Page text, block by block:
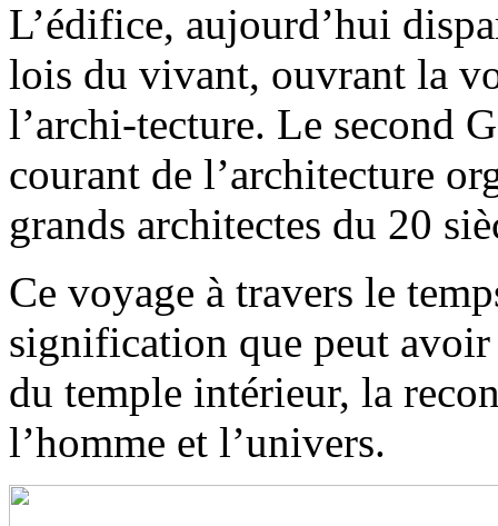
L’édifice, aujourd’hui
lois du vivant, ouvrant la
l’archi-tecture. Le second
courant de l’architecture
grands architectes du 20
Ce voyage à travers le
signification que peut avoir
du temple intérieur, la
l’homme et l’univers.